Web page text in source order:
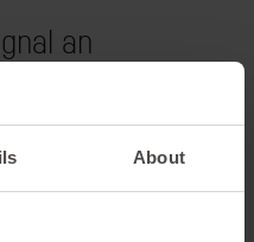
About
an
Bewertung